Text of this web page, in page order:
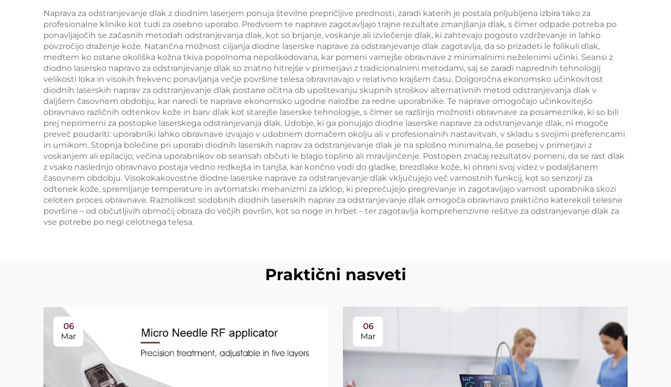
MHz
W, 3000 W, 4 v 1 z
zamenljivimi
glavami, valovne
dolžine 755 nm, 808
nm, 940 nm, 1064
nm
epidermalno zaščito,
neprekinjeno
brezkontaktno
uporabo v kliničnih
razmerah
Naprava za odstranjevanje dlak z diodnim laserjem ponuja številne prepričljive prednosti, zaradi katerih je postala priljubljena izbira tako za
profesionalne klinike kot tudi za osebno uporabo. Predvsem te naprave zagotavljajo trajne rezultate zmanjšanja dlak, s čimer odpade potreba po
ponavljajočih se začasnih metodah odstranjevanja dlak, kot so brijanje, voskanje ali izvlečenje dlak, ki zahtevajo pogosto vzdrževanje in lahko
povzročijo draženje kože. Natančna možnost ciljanja diodne laserske naprave za odstranjevanje dlak zagotavlja, da so prizadeti le folikuli dlak,
medtem ko ostane okoliška kožna tkiva popolnoma nepoškodovana, kar pomeni varnejše obravnave z minimalnimi neželenimi učinki. Seansi z
diodno lasersko napravo za odstranjevanje dlak so znatno hitrejše v primerjavi z tradicionalnimi metodami, saj se zaradi naprednih tehnologij
velikosti loka in visokih frekvenc ponavljanja večje površine telesa obravnavajo v relativno krajšem času. Dolgoročna ekonomsko učinkovitost
diodnih laserskih naprav za odstranjevanje dlak postane očitna ob upoštevanju skupnih stroškov alternativnih metod odstranjevanja dlak v
daljšem časovnem obdobju, kar naredi te naprave ekonomsko ugodne naložbe za redne uporabnike. Te naprave omogočajo učinkovitejšo
obravnavo različnih odtenkov kože in barv dlak kot starejše laserske tehnologije, s čimer se razširijo možnosti obravnave za posameznike, ki so bili
prej neprimerni za postopke laserskega odstranjevanja dlak. Udobje, ki ga ponujajo diodne laserske naprave za odstranjevanje dlak, ni mogoče
preveč poudariti: uporabniki lahko obravnave izvajajo v udobnem domačem okolju ali v profesionalnih nastavitvah, v skladu s svojimi preferencami
in urnikom. Stopnja bolečine pri uporabi diodnih laserskih naprav za odstranjevanje dlak je na splošno minimalna, še posebej v primerjavi z
voskanjem ali epilacijo; večina uporabnikov ob seansah občuti le blago toplino ali mravljinčenje. Postopen značaj rezultatov pomeni, da se rast dlak
z vsako naslednjo obravnavo postaja vedno redkejša in tanjša, kar končno vodi do gladke, brezdlake kože, ki ohrani svoj videz v podaljšanem
časovnem obdobju. Visokokakovostne diodne laserske naprave za odstranjevanje dlak vključujejo več varnostnih funkcij, kot so senzorji za
odtenek kože, spremljanje temperature in avtomatski mehanizmi za izklop, ki preprečujejo pregrevanje in zagotavljajo varnost uporabnika skozi
celoten proces obravnave. Raznolikost sodobnih diodnih laserskih naprav za odstranjevanje dlak omogoča obravnavo praktično katerekoli telesne
površine – od občutljivih območij obraza do večjih površin, kot so noge in hrbet – ter zagotavlja komprehenzivne rešitve za odstranjevanje dlak za
vse potrebe po negi celotnega telesa.
Praktični nasveti
06
Mar
06
Mar